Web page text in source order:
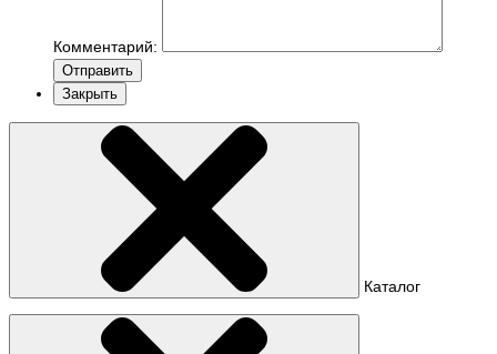
Комментарий:
Отправить
Закрыть
Каталог